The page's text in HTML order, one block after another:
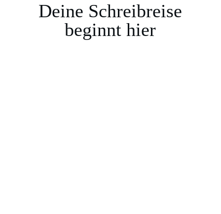
Deine Schreibreise
beginnt hier